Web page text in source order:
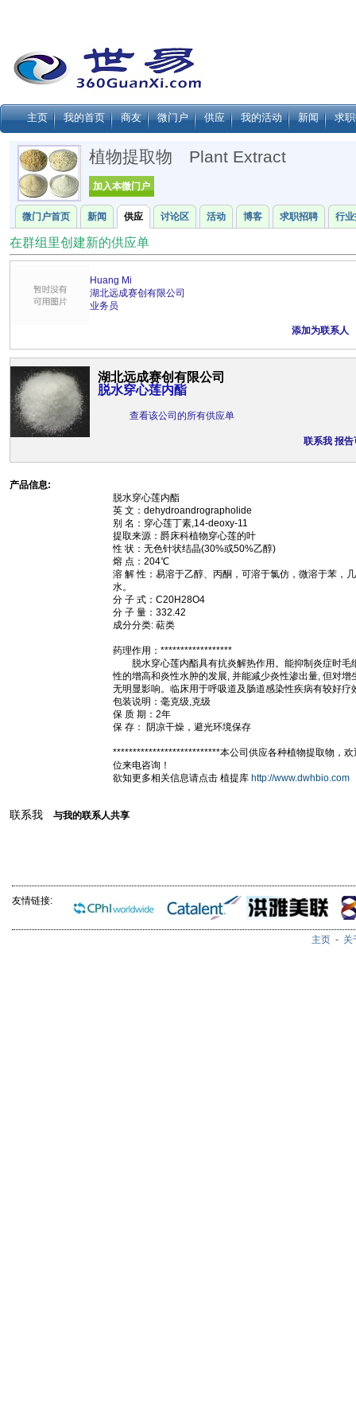
主页 我的首页 商友 微门户 供应 我的活动 新闻 求
植物提取物 Plant Extract
加入本微门户
微门户首页 新闻 供应 讨论区 活动 博客 求职招聘 行
在群组里创建新的供应单
Huang Mi
湖北远成赛创有限公司
业务员
添加为联系人
湖北远成赛创有限公司
脱水穿心莲内酯
查看该公司的所有供应单
联系我 报告
产品信息:
脱水穿心莲内酯
英 文：dehydroandrographolide
别 名：穿心莲丁素,14-deoxy-11
提取来源：爵床科植物穿心莲的叶
性 状：无色针状结晶(30%或50%乙醇)
熔 点：204℃
溶 解 性：易溶于乙醇、丙酮，可溶于氯仿，微溶于苯，
水。
分 子 式：C20H28O4
分 子 量：332.42
成分分类: 萜类
药理作用：******************
脱水穿心莲内酯具有抗炎解热作用。能抑制炎症时毛
性的增高和炎性水肿的发展, 并能减少炎性渗出量, 但对增
无明显影响。临床用于呼吸道及肠道感染性疾病有较好疗
包装说明：毫克级,克级
保 质 期：2年
保 存： 阴凉干燥，避光环境保存
***************************本公司供应各种植物提取物，欢
位来电咨询！
欲知更多相关信息请点击 植提库 http://www.dwhbio.com
联系我 与我的联系人共享
友情链接:
主页 - 关